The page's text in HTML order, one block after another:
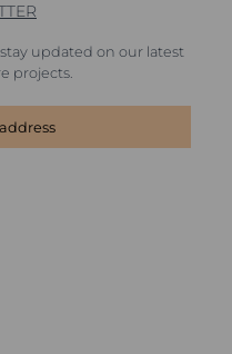
updated on our latest
projects.